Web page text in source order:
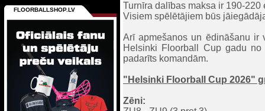
Turnīra dalības maksa ir 190-
Visiem spēlētājiem būs
Arī apmešanos un ēdināšanu ir
Helsinki Floorball Cup gadu
padarīts komandām.
"Helsinki Floorball Cup 2026"
Zēni:
FLOORBALLSHOP.LV